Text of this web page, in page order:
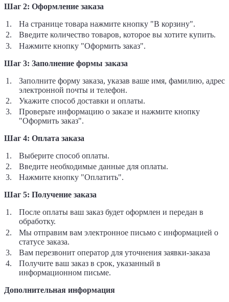
Шаг 2: Оформление заказа
На странице товара нажмите кнопку "В корзину".
Введите количество товаров, которое вы хотите купить.
Нажмите кнопку "Оформить заказ".
Шаг 3: Заполнение формы заказа
Заполните форму заказа, указав ваше имя, фамилию, адрес
электронной почты и телефон.
Укажите способ доставки и оплаты.
Проверьте информацию о заказе и нажмите кнопку
"Оформить заказ".
Шаг 4: Оплата заказа
Выберите способ оплаты.
Введите необходимые данные для оплаты.
Нажмите кнопку "Оплатить".
Шаг 5: Получение заказа
После оплаты ваш заказ будет оформлен и передан в
обработку.
Мы отправим вам электронное письмо с информацией о
статусе заказа.
Вам перезвонит оператор для уточнения заявки-заказа
Получите ваш заказ в срок, указанный в
информационном письме.
Дополнительная информация